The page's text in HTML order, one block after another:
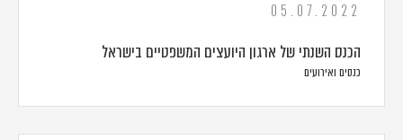
05.07.2022
הכנס השנתי של ארגון היועצים המשפטיים בישראל
כנסים ואירועים